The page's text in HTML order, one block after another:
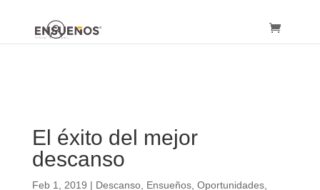
El éxito del mejor
descanso
Feb 1, 2019 | Descanso, Ensueños, Oportunidades,